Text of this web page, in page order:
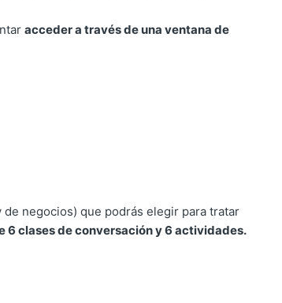
acceder a través de una ventana de
negocios) que podrás elegir para tratar
6 clases de conversación y 6 actividades.